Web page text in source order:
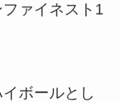
ァイネスト1
ボールとし